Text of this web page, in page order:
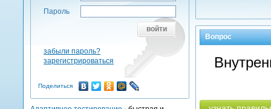
Вопрос
Пароль
войти
забыли пароль?
зарегистрироваться
Поделиться